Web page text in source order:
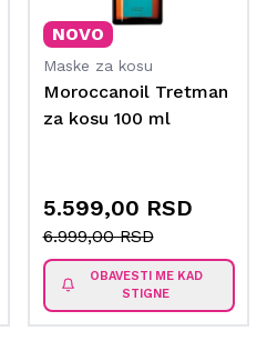
NOVO
Maske za kosu
Moroccanoil Tretman
za kosu 100 ml
5.599,00 RSD
6.999,00 RSD
OBAVESTI ME KAD
STIGNE